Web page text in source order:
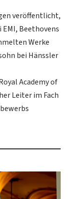
veröffentlicht,
EMI, Beethovens
Werke
bei Hänssler
Academy of
Leiter im Fach